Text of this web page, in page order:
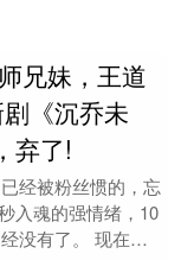
兄妹，王道
《沉乔未
弃了!
经被粉丝惯的，忘
入魂的强情绪，10
没有了。 现在的